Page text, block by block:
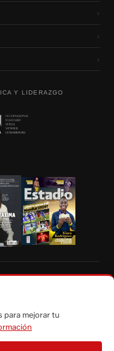
›
›
›
Y LIDERAZGO
de Vistazo.com.
para mejorar tu